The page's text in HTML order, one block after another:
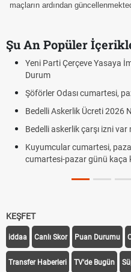
maçların ardından
Şu An Popüler
Yeni Parti Çerçeve Yasaya
Durum
Şöförler Odası cumartesi,
Bedelli Askerlik Ücreti 2026
Bedelli askerlik çarşı izni var
Kuyumcular cumartesi,
cumartesi-pazar günü kaça
KEŞFET
iddaa Canlı Skor Puan Durumu
Transfer Haberleri TV'de Bugün